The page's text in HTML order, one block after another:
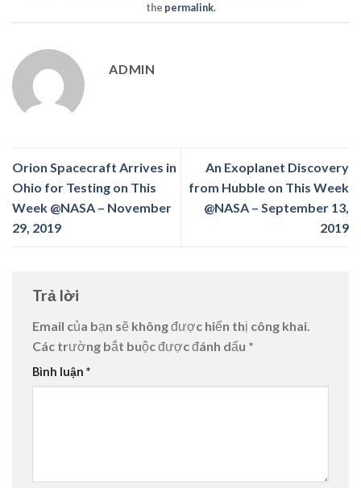
the permalink.
ADMIN
Orion Spacecraft Arrives in
Ohio for Testing on This
Week @NASA – November
29, 2019
An Exoplanet Discovery
from Hubble on This Week
@NASA – September 13,
2019
Trả lời
Email của bạn sẽ không được hiển thị công khai.
Các trường bắt buộc được đánh dấu *
Bình luận *